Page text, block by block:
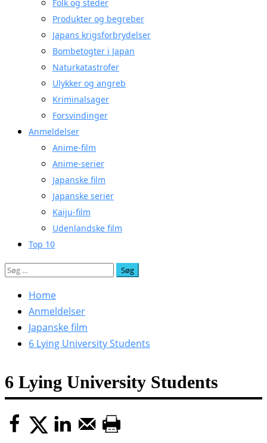
Folk og steder
Produkter og begreber
Japans krigsforbrydelser
Bombetogter i Japan
Naturkatastrofer
Ulykker og angreb
Kriminalsager
Forsvindinger
Anmeldelser
Anime-film
Anime-serier
Japanske film
Japanske serier
Kaiju-film
Udenlandske film
Top 10
Søg
Home
Anmeldelser
Japanske film
6 Lying University Students
6 Lying University Students